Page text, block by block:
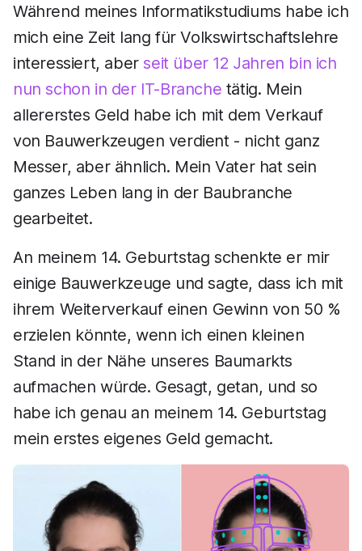
Während meines Informatikstudiums habe ich
mich eine Zeit lang für Volkswirtschaftslehre
interessiert, aberseit über 12 Jahren bin ich
nun schon in der IT-Branche tätig. Mein
allererstes Geld habe ich mit dem Verkauf
von Bauwerkzeugen verdient - nicht ganz
Messer, aber ähnlich. Mein Vater hat sein
ganzes Leben lang in der Baubranche
gearbeitet.
An meinem 14. Geburtstag schenkte er mir
einige Bauwerkzeuge und sagte, dass ich mit
ihrem Weiterverkauf einen Gewinn von 50 %
erzielen könnte, wenn ich einen kleinen
Stand in der Nähe unseres Baumarkts
aufmachen würde. Gesagt, getan, und so
habe ich genau an meinem 14. Geburtstag
mein erstes eigenes Geld gemacht.